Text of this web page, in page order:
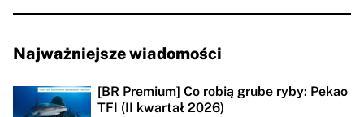
Najważniejsze wiadomości
[BR Premium] Co robią grube ryby: Pekao
TFI (II kwartał 2026)